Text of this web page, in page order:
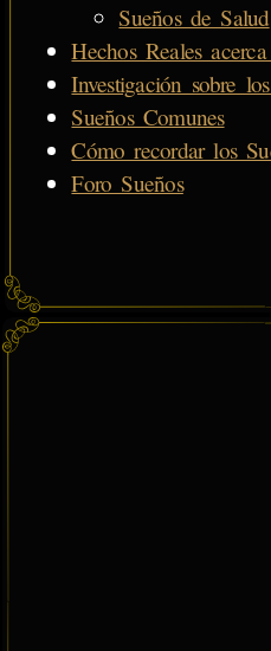
Sueños de Salud
Hechos Reales
Investigación sobre
Sueños Comunes
Cómo recordar los
Foro Sueños